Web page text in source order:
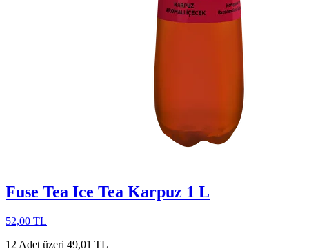
Fuse Tea Ice Tea Karpuz 1 L
52,00 TL
12 Adet üzeri 49,01 TL